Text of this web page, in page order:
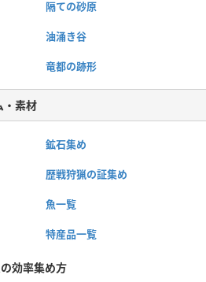
隔ての砂原
油涌き谷
竜都の跡形
・素材
鉱石集め
歴戦狩猟の証集め
魚一覧
特産品一覧
効率集め方